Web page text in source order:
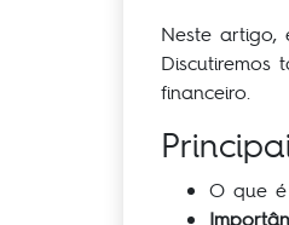
Neste artigo,
Discutiremos
financeiro.
O que